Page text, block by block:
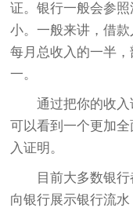
证。银行一般会参
小。一般来讲，借
每月总收入的一半
一。
通过把你的收入
可以看到一个更加
入证明。
目前大多数银行
向银行展示银行流